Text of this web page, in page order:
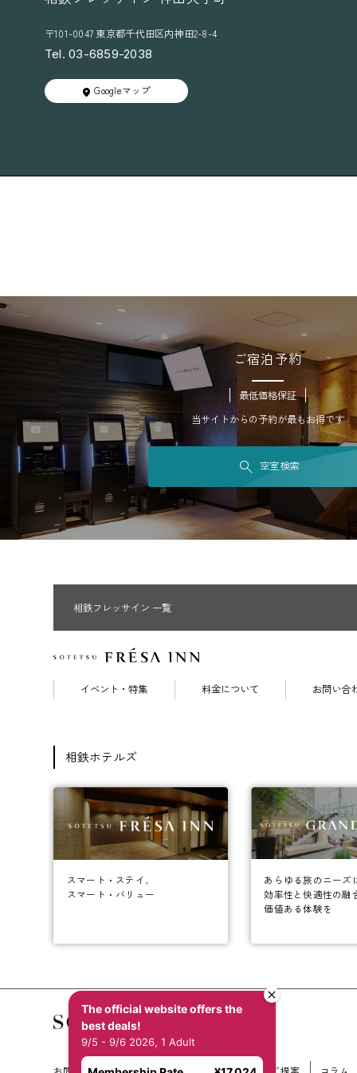
〒101-0047 東京都千代田区内神田2-8-4
Tel. 03-6859-2038
Googleマップ
ご宿泊予約
最低価格保証
当サイトからの予約が最もお得です
空室検索
相鉄フレッサイン 一覧
イベント・特集 料金について お問い合
相鉄ホテルズ
スマート・ステイ、
スマート・バリュー
あらゆる旅のニーズ
効率性と快適性の融
価値ある体験を
The official website offers the
best deals!
9/5 - 9/6 2026, 1 Adult